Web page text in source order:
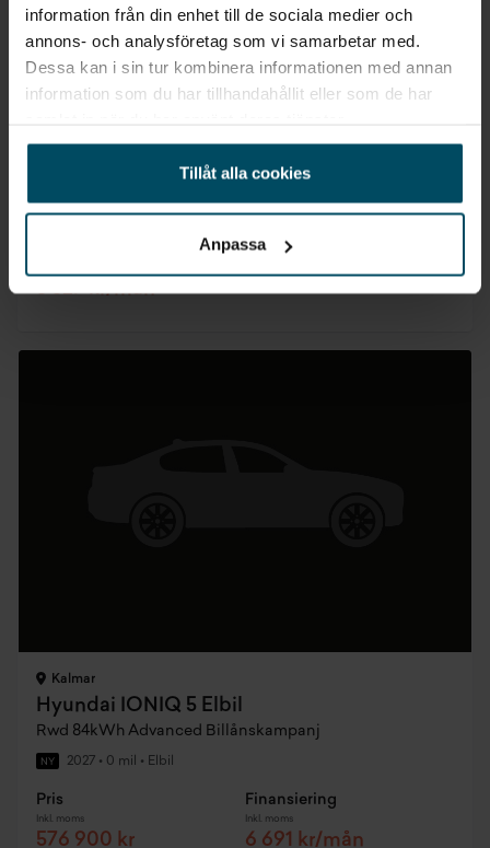
information från din enhet till de sociala medier och
annons- och analysföretag som vi samarbetar med.
Dessa kan i sin tur kombinera informationen med annan
information som du har tillhandahållit eller som de har
Tillåt alla cookies
Anpassa
Hyundai IONIQ 5 Elbil
Rwd 84kWh Advanced Billånskampanj
576 900 kr
Finansiering
6 691 kr/mån
5 327 kr/mån
Kalmar
Hyundai IONIQ 5 Elbil
Rwd 84kWh Advanced Billånskampanj
NY 2027 • 0 mil • Elbil
Pris
Inkl. moms
576 900 kr
Finansiering
Inkl. moms
6 691 kr/mån